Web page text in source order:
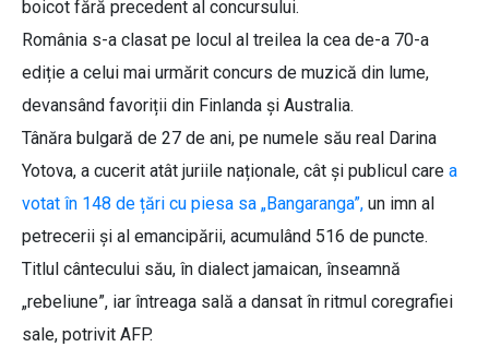
boicot fără precedent al concursului.
România s-a clasat pe locul al treilea la cea de-a 70-a
ediție a celui mai urmărit concurs de muzică din lume,
devansând favoriții din Finlanda și Australia.
Tânăra bulgară de 27 de ani, pe numele său real Darina
Yotova, a cucerit atât juriile naționale, cât și publicul care a
votat în 148 de țări cu piesa sa „Bangaranga”, un imn al
petrecerii și al emancipării, acumulând 516 de puncte.
Titlul cântecului său, în dialect jamaican, înseamnă
„rebeliune”, iar întreaga sală a dansat în ritmul coregrafiei
sale, potrivit AFP.